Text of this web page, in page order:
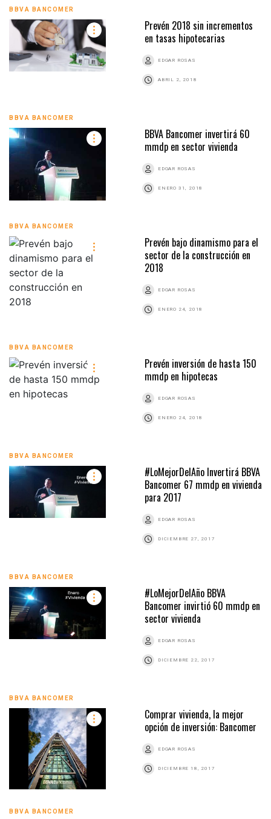
BBVA BANCOMER
Prevén 2018 sin incrementos
en tasas hipotecarias
EDGAR ROSAS
ABRIL 2, 2018
BBVA BANCOMER
BBVA Bancomer invertirá 60
mmdp en sector vivienda
EDGAR ROSAS
ENERO 31, 2018
BBVA BANCOMER
Prevén bajo dinamismo para el
sector de la construcción en
2018
EDGAR ROSAS
ENERO 24, 2018
BBVA BANCOMER
Prevén inversión de hasta 150
mmdp en hipotecas
EDGAR ROSAS
ENERO 24, 2018
BBVA BANCOMER
#LoMejorDelAño Invertirá BBVA
Bancomer 67 mmdp en vivienda
para 2017
EDGAR ROSAS
DICIEMBRE 27, 2017
BBVA BANCOMER
#LoMejorDelAño BBVA
Bancomer invirtió 60 mmdp en
sector vivienda
EDGAR ROSAS
DICIEMBRE 22, 2017
BBVA BANCOMER
Comprar vivienda, la mejor
opción de inversión: Bancomer
EDGAR ROSAS
DICIEMBRE 18, 2017
BBVA BANCOMER